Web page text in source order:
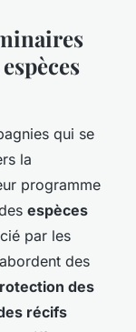
qui se
la
programme
espèces
par les
des
des
récifs